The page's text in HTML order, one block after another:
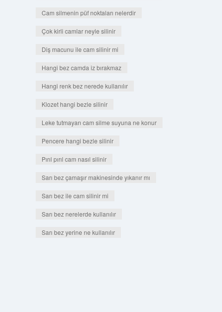
Cam silmenin püf noktaları nelerdir
Çok kirli camlar neyle silinir
Diş macunu ile cam silinir mi
Hangi bez camda iz bırakmaz
Hangi renk bez nerede kullanılır
Klozet hangi bezle silinir
Leke tutmayan cam silme suyuna ne konur
Pencere hangi bezle silinir
Pırıl pırıl cam nasıl silinir
Sarı bez çamaşır makinesinde yıkanır mı
Sarı bez ile cam silinir mi
Sarı bez nerelerde kullanılır
Sarı bez yerine ne kullanılır